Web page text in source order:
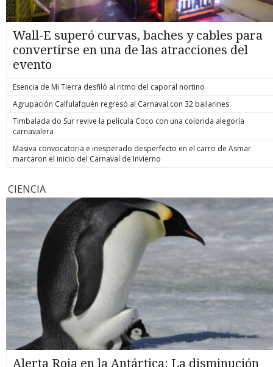
Wall-E superó curvas, baches y cables para
convertirse en una de las atracciones del
evento
Esencia de Mi Tierra desfiló al ritmo del caporal nortino
Agrupación Calfulafquén regresó al Carnaval con 32 bailarines
Timbalada do Sur revive la película Coco con una colorida alegoría
carnavalera
Masiva convocatoria e inesperado desperfecto en el carro de Asmar
marcaron el inicio del Carnaval de Invierno
CIENCIA
Alerta Roja en la Antártica: La disminución